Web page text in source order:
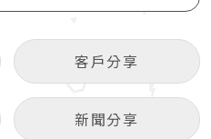
客戶分享
新聞分享